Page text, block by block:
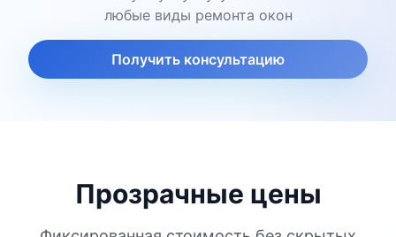
любые виды ремонта окон
Получить консультацию
Прозрачные цены